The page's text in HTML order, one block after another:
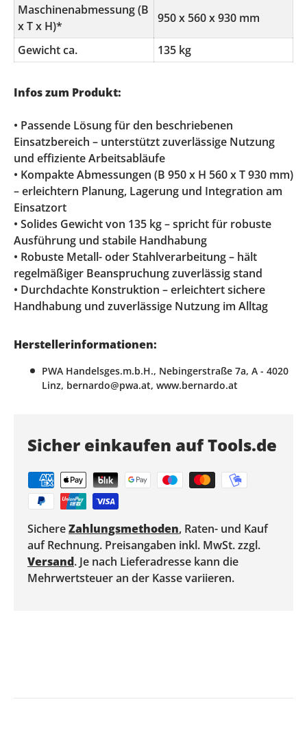
Maschinenabmessung (B
x T x H)*
950 x 560 x 930 mm
Gewicht ca. 135 kg
Infos zum Produkt:
• Passende Lösung für den beschriebenen
Einsatzbereich – unterstützt zuverlässige Nutzung
und effiziente Arbeitsabläufe
• Kompakte Abmessungen (B 950 x H 560 x T 930 mm)
– erleichtern Planung, Lagerung und Integration am
Einsatzort
• Solides Gewicht von 135 kg – spricht für robuste
Ausführung und stabile Handhabung
• Robuste Metall- oder Stahlverarbeitung – hält
regelmäßiger Beanspruchung zuverlässig stand
• Durchdachte Konstruktion – erleichtert sichere
Handhabung und zuverlässige Nutzung im Alltag
Herstellerinformationen:
PWA Handelsges.m.b.H., Nebingerstraße 7a, A - 4020
Linz, bernardo@pwa.at, www.bernardo.at
Sicher einkaufen auf Tools.de
SichereZahlungsmethoden, Raten- und Kauf
auf Rechnung. Preisangaben inkl. MwSt. zzgl.
Versand. Je nach Lieferadresse kann die
Mehrwertsteuer an der Kasse variieren.